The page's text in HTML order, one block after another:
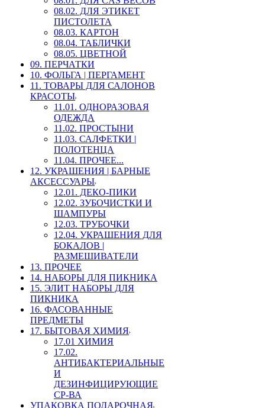
08.02. ДЛЯ ЭТИКЕТ
ПИСТОЛЕТА
08.03. КАРТОН
08.04. ТАБЛИЧКИ
08.05. ЦВЕТНОЙ
09. ПЕРЧАТКИ
10. ФОЛЬГА | ПЕРГАМЕНТ
11. ТОВАРЫ ДЛЯ САЛОНОВ
КРАСОТЫ
11.01. ОДНОРАЗОВАЯ
ОДЕЖДА
11.02. ПРОСТЫНИ
11.03. САЛФЕТКИ |
ПОЛОТЕНЦА
11.04. ПРОЧЕЕ...
12. УКРАШЕНИЯ | БАРНЫЕ
АКСЕССУАРЫ
12.01. ДЕКО-ПИКИ
12.02. ЗУБОЧИСТКИ И
ШАМПУРЫ
12.03. ТРУБОЧКИ
12.04. УКРАШЕНИЯ ДЛЯ
БОКАЛОВ |
РАЗМЕШИВАТЕЛИ
13. ПРОЧЕЕ
14. НАБОРЫ ДЛЯ ПИКНИКА
15. ЭЛИТ НАБОРЫ ДЛЯ
ПИКНИКА
16. ФАСОВАННЫЕ
ПРЕДМЕТЫ
17. БЫТОВАЯ ХИМИЯ
17.01 ХИМИЯ
17.02.
АНТИБАКТЕРИАЛЬНЫЕ
И
ДЕЗИНФИЦИРУЮЩИЕ
СР-ВА
УПАКОВКА ПОДАРОЧНАЯ